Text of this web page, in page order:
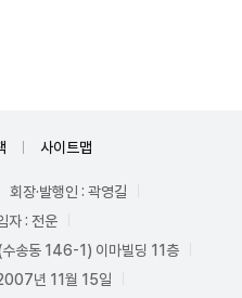
사이트맵
회장·발행인 : 곽영길
자 : 전운
송동 146-1) 이마빌딩 11층
년 11월 15일